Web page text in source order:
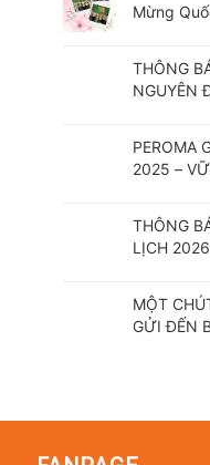
Mừng
THÔNG
NGUYÊN
PEROMA
2025 –
THÔNG
LỊCH 2026
MỘT
GỬI ĐẾN